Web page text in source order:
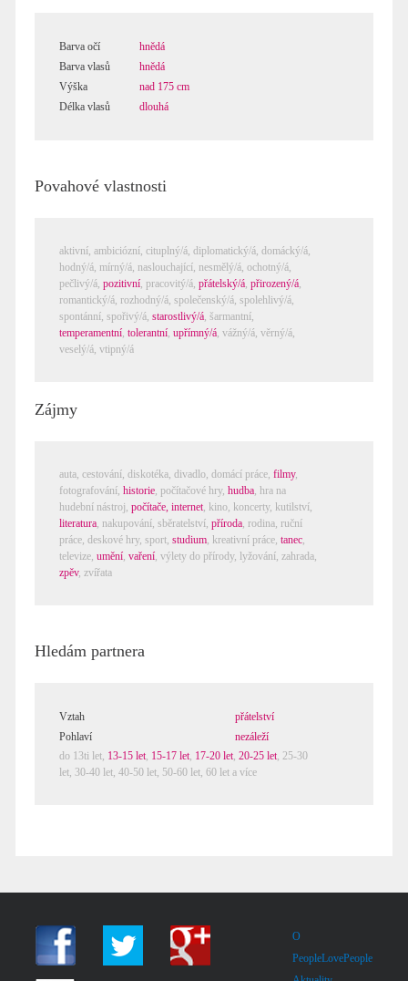
Barva očí
hnědá
Barva vlasů
hnědá
Výška
nad 175 cm
Délka vlasů
dlouhá
Povahové vlastnosti
aktivní, ambiciózní, cituplný/á, diplomatický/á, domácký/á,
hodný/á, mírný/á, naslouchající, nesmělý/á, ochotný/á,
pečlivý/á, pozitivní, pracovitý/á, přátelský/á, přirozený/á,
romantický/á, rozhodný/á, společenský/á, spolehlivý/á,
spontánní, spořivý/á, starostlivý/á, šarmantní,
temperamentní, tolerantní, upřímný/á, vážný/á, věrný/á,
veselý/á, vtipný/á
Zájmy
auta, cestování, diskotéka, divadlo, domácí práce, filmy,
fotografování, historie, počítačové hry, hudba, hra na
hudební nástroj, počítače, internet, kino, koncerty, kutilství,
literatura, nakupování, sběratelství, příroda, rodina, ruční
práce, deskové hry, sport, studium, kreativní práce, tanec,
televize, umění, vaření, výlety do přírody, lyžování, zahrada,
zpěv, zvířata
Hledám partnera
Vztah
přátelství
Pohlaví
nezáleží
do 13ti let, 13-15 let, 15-17 let, 17-20 let, 20-25 let, 25-30
let, 30-40 let, 40-50 let, 50-60 let, 60 let a více
O
PeopleLovePeople